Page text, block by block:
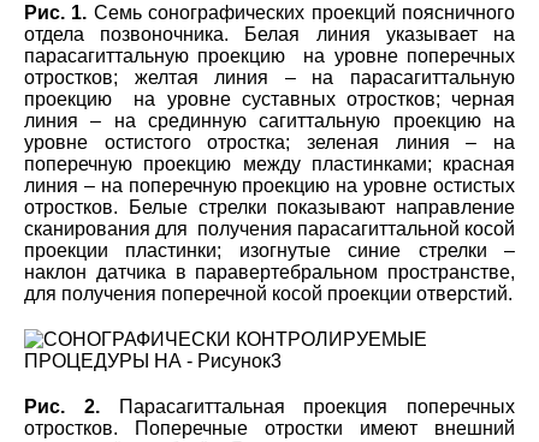
Рис. 1. Семь сонографических проекций поясничного
отдела позвоночника. Белая линия указывает на
парасагиттальную проекцию на уровне поперечных
отростков; желтая линия – на парасагиттальную
проекцию на уровне суставных отростков; черная
линия – на срединную сагиттальную проекцию на
уровне остистого отростка; зеленая линия – на
поперечную проекцию между пластинками; красная
линия – на поперечную проекцию на уровне остистых
отростков. Белые стрелки показывают направление
сканирования для получения парасагиттальной косой
проекции пластинки; изогнутые синие стрелки –
наклон датчика в паравертебральном пространстве,
для получения поперечной косой проекции отверстий.
Рис. 2.Парасагиттальная проекция поперечных
отростков. Поперечные отростки имеют внешний